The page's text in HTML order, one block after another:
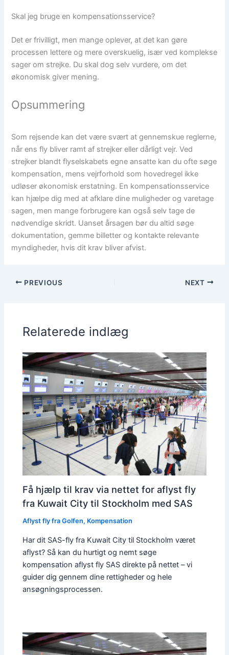
Skal jeg bruge en kompensationsservice?
Det er frivilligt, men mange oplever, at det kan gøre
processen lettere og mere overskuelig, især ved komplekse
sager om strejke. Du skal dog selv vurdere, om det
økonomisk giver mening.
Opsummering
Som rejsende kan det være svært at gennemskue reglerne,
når ens fly bliver ramt af strejker eller dårligt vejr. Ved
strejker blandt flyselskabets egne ansatte kan du ofte søge
kompensation, mens vejrforhold som hovedregel ikke
udløser økonomisk erstatning. En kompensationsservice
kan hjælpe dig med at afklare dine muligheder og varetage
sagen, men mange forbrugere kan også selv tage de
nødvendige skridt. Uanset årsagen bør du altid søge
dokumentation, gemme billetter og kontakte relevante
myndigheder, hvis dit krav bliver afvist.
PREVIOUS NEXT
Relaterede indlæg
Få hjælp til krav via nettet for aflyst fly
fra Kuwait City til Stockholm med SAS
Aflyst fly fra Golfen, Kompensation
Har dit SAS-fly fra Kuwait City til Stockholm været
aflyst? Så kan du hurtigt og nemt søge
kompensation aflyst fly SAS direkte på nettet – vi
guider dig gennem dine rettigheder og hele
ansøgningsprocessen.